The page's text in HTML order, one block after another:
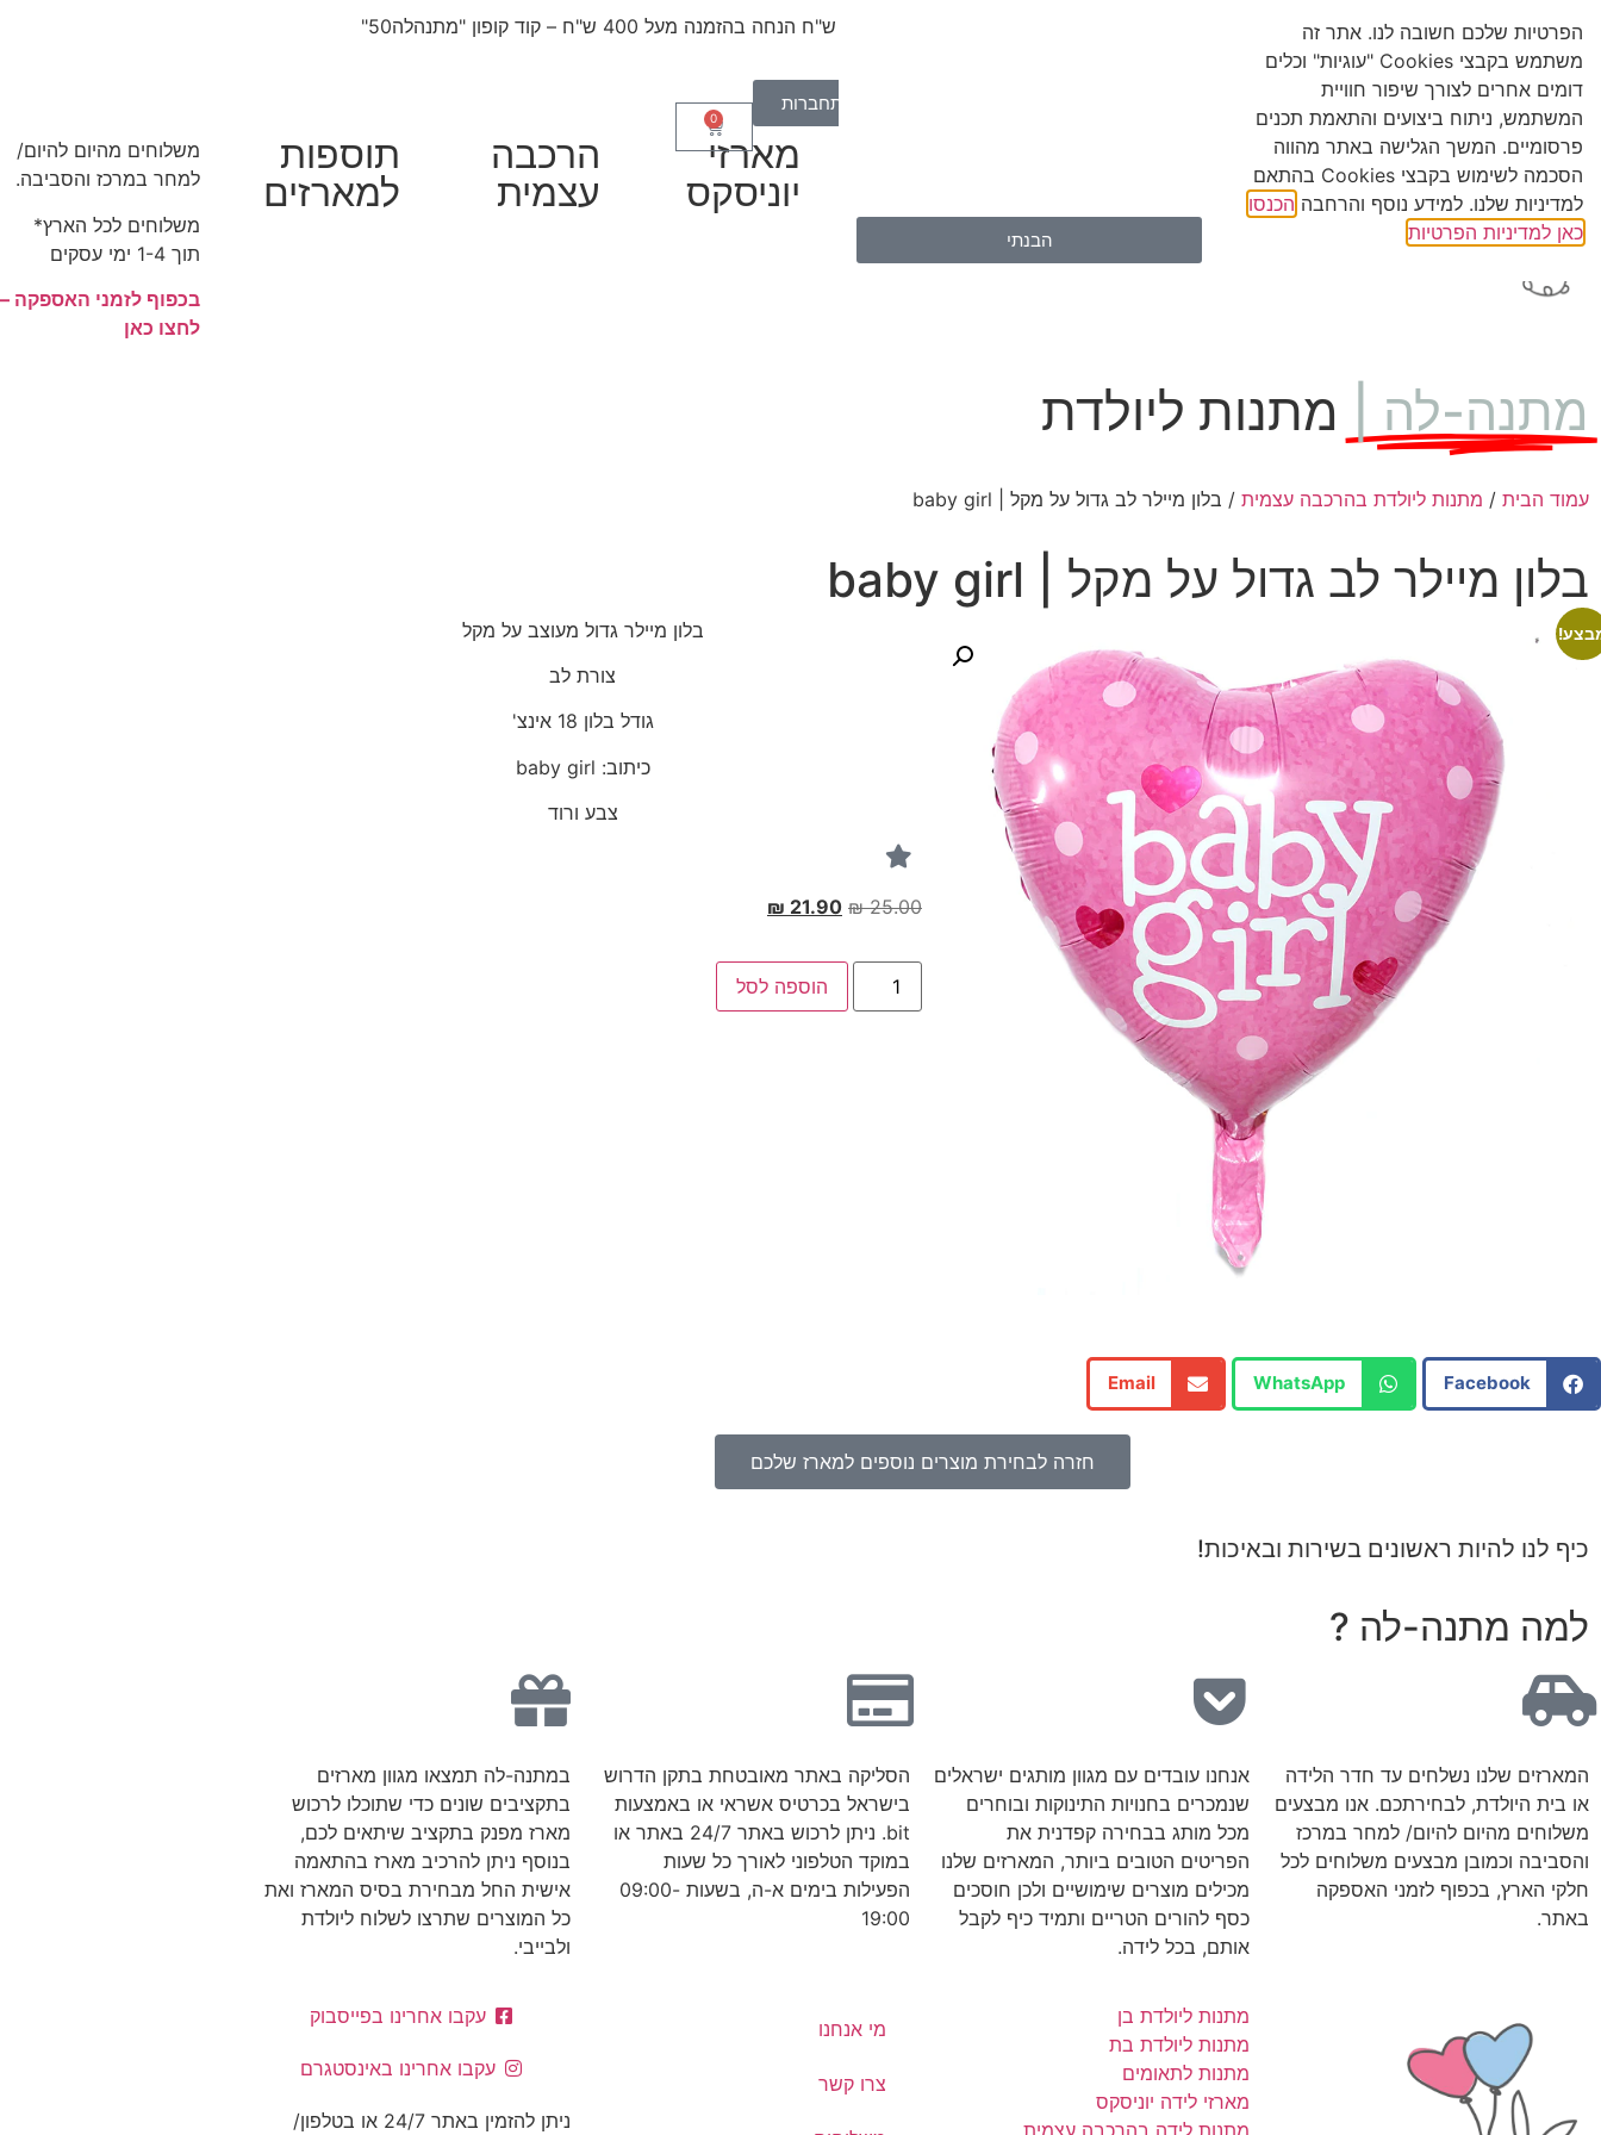
קופון20ש"ח הנחה בהזמנה מעל 200 ש"ח – קוד קופון "מתנהלה20" ש"ח הנחה בהזמנה מעל 400 ש"ח – קוד קופון "מתנהלה50"
צרו קשר התחברות
0
מתנות
להולדת בן
מארזי
יוניסקס
הרכבה
עצמית
תוספות
למארזים
משלוחים מהיום להיום/
למחר במרכז והסביבה.
משלוחים לכל הארץ*
תוך 1-4 ימי עסקים
בכפוף לזמני האספקה –
לחצו כאן
מתנה-לה | מתנות ליולדת
עמוד הבית / מתנות ליולדת בהרכבה עצמית / בלון מיילר לב גדול על מקל | baby girl
בלון מיילר לב גדול על מקל | baby girl
Facebook
WhatsApp
Email
בלון מיילר גדול מעוצב על מקל
צורת לב
גודל בלון 18 אינצ'
כיתוב: baby girl
צבע ורוד
₪25.00
₪ 21.90
הוספה לסל
חזרה לבחירת מוצרים נוספים למארז שלכם
כיף לנו להיות ראשונים בשירות ובאיכות!
למה מתנה-לה ?
המארזים שלנו נשלחים עד חדר הלידה
או בית היולדת, לבחירתכם. אנו מבצעים
משלוחים מהיום להיום/ למחר במרכז
והסביבה וכמובן מבצעים משלוחים לכל
חלקי הארץ, בכפוף לזמני האספקה
באתר.
אנחנו עובדים עם מגוון מותגים ישראלים
שנמכרים בחנויות התינוקות ובוחרים
מכל מותג בבחירה קפדנית את
הפריטים הטובים ביותר, המארזים שלנו
מכילים מוצרים שימושיים ולכן חוסכים
כסף להורים הטריים ותמיד כיף לקבל
אותם, בכל לידה.
הסליקה באתר מאובטחת בתקן הדרוש
בישראל בכרטיס אשראי או באמצעות
bit. ניתן לרכוש באתר 24/7 באתר או
במוקד הטלפוני לאורך כל שעות
הפעילות בימים א-ה, בשעות 09:00-
19:00
במתנה-לה תמצאו מגוון מארזים
בתקציבים שונים כדי שתוכלו לרכוש
מארז מפנק בתקציב שיתאים לכם,
בנוסף ניתן להרכיב מארז בהתאמה
אישית החל מבחירת בסיס המארז ואת
כל המוצרים שתרצו לשלוח ליולדת
ולבייבי.
מתנות ליולדת בן
מתנות ליולדת בת
מתנות לתאומים
מארזי לידה יוניסקס
מתנות לידה בהרכבה עצמית
מי אנחנו
צרו קשר
עקבו אחרינו בפייסבוק
עקבו אחרינו באינסטגרם
ניתן להזמין באתר 24/7 או בטלפון/
הפרטיות שלכם חשובה לנו. אתר זה
משתמש בקבצי Cookies "עוגיות" וכלים
דומים אחרים לצורך שיפור חוויית
המשתמש, ניתוח ביצועים והתאמת תכנים
פרסומיים. המשך הגלישה באתר מהווה
הסכמה לשימוש בקבצי Cookies בהתאם
למדיניות שלנו. למידע נוסף והרחבה הכנסו
כאן למדיניות הפרטיות
הבנתי